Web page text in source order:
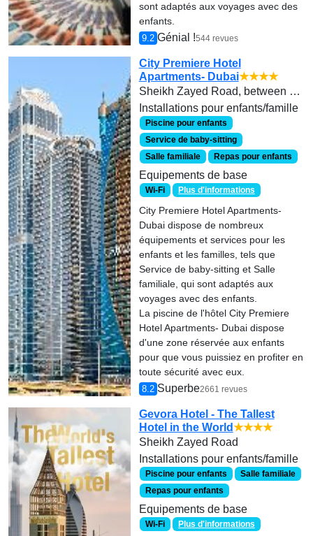
sont adaptés aux voyages avec des
enfants.
9.2 Génial !544 revues
City Premiere Hotel
Apartments- Dubai★★★★
Sheikh Zayed Road, between 1st & 2nd Interchange
Installations pour enfants/famille
Piscine pour enfants
Service de baby-sitting
Salle familiale
Repas pour enfants
Equipements de base
Wi-Fi Plus d'informations
City Premiere Hotel Apartments-
Dubai dispose de nombreux
équipements et services pour les
enfants et les familles, tels que
Service de baby-sitting et Salle
familiale, qui sont adaptés aux
voyages avec des enfants.
La piscine de l'hôtel City Premiere
Hotel Apartments- Dubai dispose
d'une zone réservée aux enfants
pour que vous puissiez en profiter en
toute sécurité avec eux.
8.2 Superbe2661 revues
Gevora Hotel - The Tallest
Hotel in the World★★★★
Sheikh Zayed Road
Installations pour enfants/famille
Piscine pour enfants
Salle familiale
Repas pour enfants
Equipements de base
Wi-Fi Plus d'informations